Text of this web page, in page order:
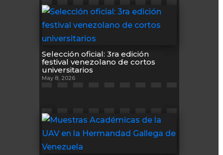
Selección oficial: 3ra edición
festival venezolano de cortos
universitarios
May 8, 2026